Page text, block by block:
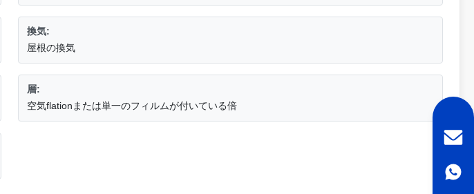
換気:
屋根の換気
層:
空気flationまたは単一のフィルムが付いている倍